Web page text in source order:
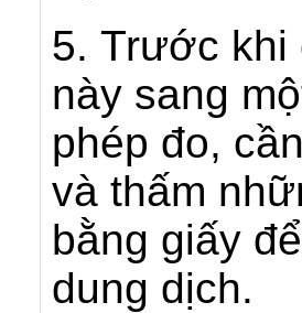
5. Trước khi
này sang
phép đo,
và thấm
bằng giấy
dung dịch.